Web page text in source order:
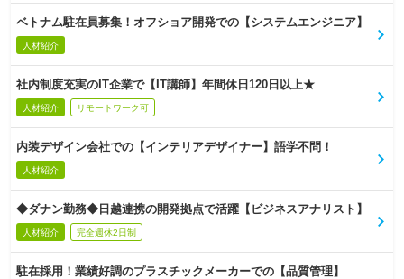
ベトナム駐在員募集！オフショア開発での【システムエンジニア】
人材紹介
社内制度充実のIT企業で【IT講師】年間休日120日以上★
人材紹介 リモートワーク可
内装デザイン会社での【インテリアデザイナー】語学不問！
人材紹介
◆ダナン勤務◆日越連携の開発拠点で活躍【ビジネスアナリスト】
人材紹介 完全週休2日制
駐在採用！業績好調のプラスチックメーカーでの【品質管理】